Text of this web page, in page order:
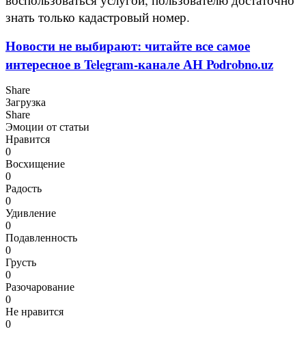
знать только кадастровый номер.
Новости не выбирают: читайте все самое
интересное в Telegram-канале АН Podrobno.uz
Share
Загрузка
Share
Эмоции от статьи
Нравится
0
Восхищение
0
Радость
0
Удивление
0
Подавленность
0
Грусть
0
Разочарование
0
Не нравится
0